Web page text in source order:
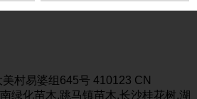
美村易婆组645号 410123 CN
绿化苗木,跳马镇苗木,长沙桂花树,湖